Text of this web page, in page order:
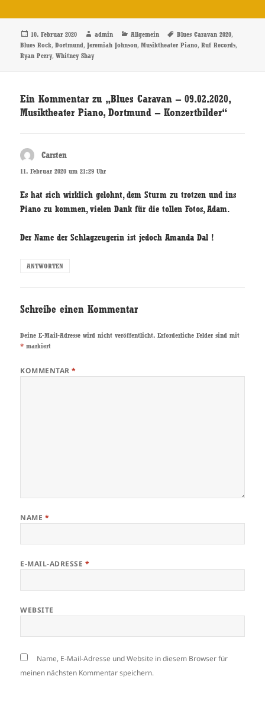
Veröffentlicht
am
10. Februar 2020 Autor
admin Kategorien
Allgemein Schlagwörter
Blues Caravan 2020,
Blues Rock,Dortmund,Jeremiah Johnson,Musiktheater Piano,Ruf Records,
Ryan Perry,Whitney Shay
Ein Kommentar zu „Blues Caravan – 09.02.2020,
Musiktheater Piano, Dortmund – Konzertbilder“
Carsten
11. Februar 2020 um 21:29 Uhr
Es hat sich wirklich gelohnt, dem Sturm zu trotzen und ins
Piano zu kommen, vielen Dank für die tollen Fotos, Adam.
Der Name der Schlagzeugerin ist jedoch Amanda Dal !
ANTWORTEN
Schreibe einen Kommentar
Deine E-Mail-Adresse wird nicht veröffentlicht. Erforderliche Felder sind mit
* markiert
KOMMENTAR*
NAME *
E-MAIL-ADRESSE *
WEBSITE
Name, E-Mail-Adresse und Website in diesem Browser für
meinen nächsten Kommentar speichern.